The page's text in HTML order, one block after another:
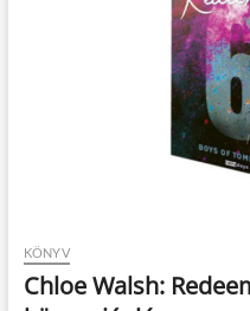
KÖNYV
Chloe Walsh: